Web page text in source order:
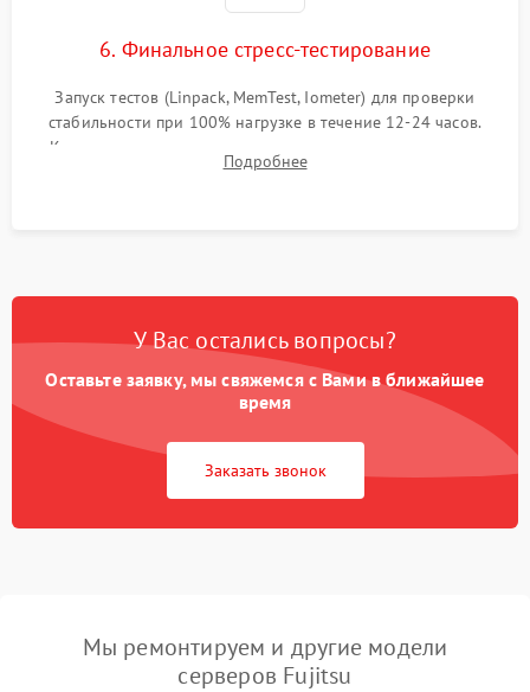
6. Финальное стресс-тестирование
Запуск тестов (Linpack, MemTest, Iometer) для проверки
стабильности при 100% нагрузке в течение 12-24 часов.
Контроль температурных режимов, проверка отсутствия
троттлинга и подготовка сервера к выдаче.
Подробнее
У Вас остались вопросы?
Оставьте заявку, мы свяжемся с Вами в ближайшее
время
Заказать звонок
Мы ремонтируем и другие модели
серверов Fujitsu